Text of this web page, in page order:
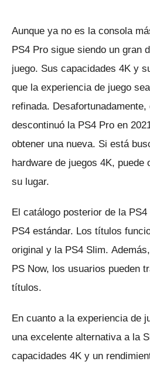
Aunque ya no es la consola
PS4 Pro sigue siendo un gran
juego. Sus capacidades 4K y
que la experiencia de juego
refinada.
descontinuó la PS4 Pro en
obtener una nueva. Si está
hardware de juegos 4K, puede
su lugar.
El catálogo posterior de la
PS4 estándar. Los títulos
original y la PS4 Slim.
PS Now, los usuarios pueden
títulos.
En cuanto a la experiencia de
una excelente alternativa a la
capacidades 4K y un